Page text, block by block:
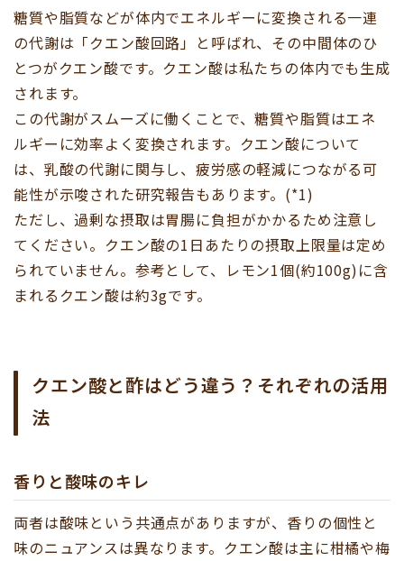
糖質や脂質などが体内でエネルギーに変換される一連
の代謝は「クエン酸回路」と呼ばれ、その中間体のひ
とつがクエン酸です。クエン酸は私たちの体内でも生成
されます。
この代謝がスムーズに働くことで、糖質や脂質はエネ
ルギーに効率よく変換されます。クエン酸について
は、乳酸の代謝に関与し、疲労感の軽減につながる可
能性が示唆された研究報告もあります。(*1)
ただし、過剰な摂取は胃腸に負担がかかるため注意し
てください。クエン酸の1日あたりの摂取上限量は定め
られていません。参考として、レモン1個(約100g)に含
まれるクエン酸は約3gです。
クエン酸と酢はどう違う？それぞれの活用
法
香りと酸味のキレ
両者は酸味という共通点がありますが、香りの個性と
味のニュアンスは異なります。クエン酸は主に柑橘や梅